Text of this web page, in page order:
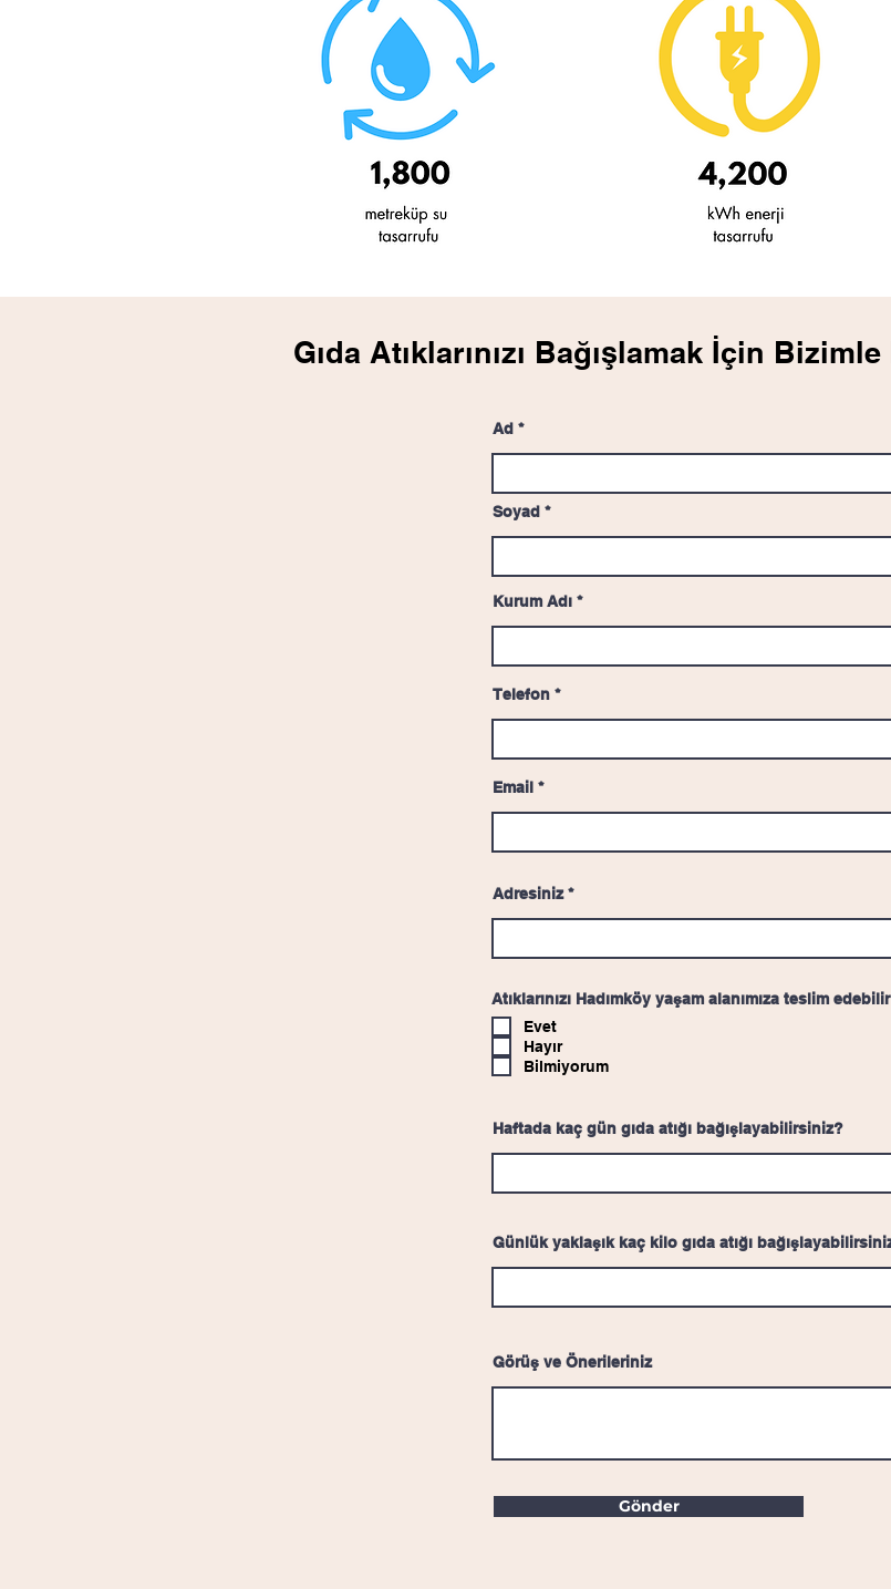
Gıda Atıklarınızı Bağışlamak İçin
Ad
Soyad
Kurum Adı
Telefon
Email
Adresiniz
Atıklarınızı Hadımköy yaşam alanımıza teslim
Evet
Hayır
Bilmiyorum
Haftada kaç gün gıda atığı bağışlayabilirsiniz?
Günlük yaklaşık kaç kilo gıda atığı
Görüş ve Önerileriniz
Gönder